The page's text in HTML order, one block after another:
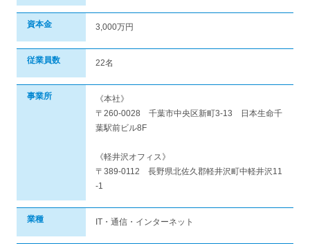
資本金 3,000万円
従業員数 22名
事業所
《本社》
〒260-0028 千葉市中央区新町3-13 日本生命千
葉駅前ビル8F
《軽井沢オフィス》
〒389-0112 長野県北佐久郡軽井沢町中軽井沢11
-1
業種 IT・通信・インターネット